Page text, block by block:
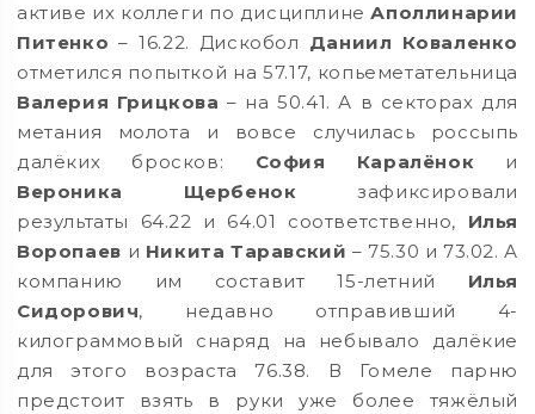
активе их коллеги по дисциплинеАполлинарии
Питенко – 16.22. Дискобол Даниил Коваленко
отметился попыткой на 57.17, копьеметательница
Валерия Грицкова – на 50.41. А в секторах для
метания молота и вовсе случилась россыпь
далёких бросков: София Каралёнок и
Вероника Щербенок зафиксировали
результаты 64.22 и 64.01 соответственно, Илья
Воропаев и Никита Таравский – 75.30 и 73.02. А
компанию им составит 15-летний Илья
Сидорович, недавно отправивший 4-
килограммовый снаряд на небывало далёкие
для этого возраста 76.38. В Гомеле парню
предстоит взять в руки уже более тяжёлый